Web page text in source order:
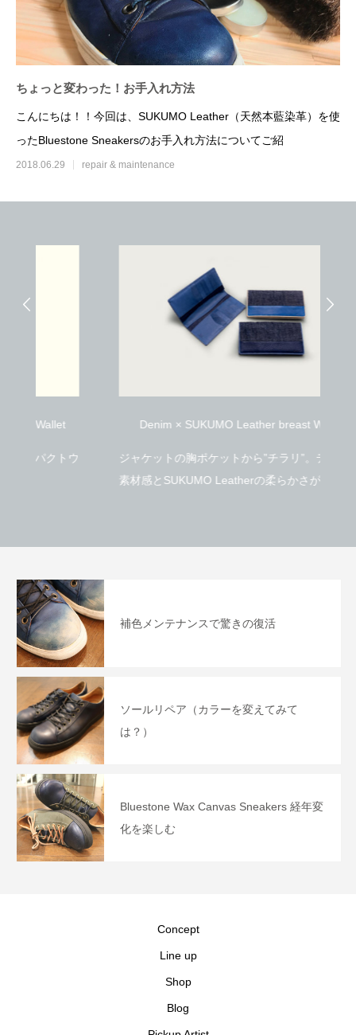
ちょっと変わった！お手入れ方法
こんにちは！！今回は、SUKUMO Leather（天然本藍染革）を使
ったBluestone Sneakersのお手入れ方法についてご紹
2018.06.29 repair & maintenance
Denim × SUKUMO Leather breast Wallet
ジャケットの胸ポケットから”チラリ”。デニムの
素材感とSUKUMO Leatherの柔らかさが新たな
補色メンテナンスで驚きの復活
ソールリペア（カラーを変えてみて
は？）
Bluestone Wax Canvas Sneakers 経年変
化を楽しむ
Concept
Line up
Shop
Blog